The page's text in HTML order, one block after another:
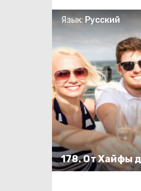
178. От Хайфы
Язык: Русский